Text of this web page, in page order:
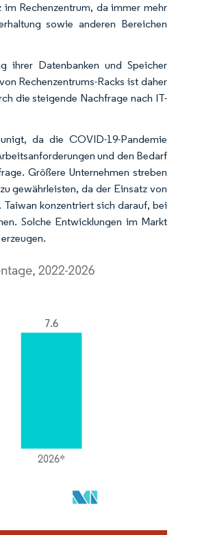
Rechenzentrum, da immer mehr
sowie anderen Bereichen
ihrer Datenbanken und Speicher
Rechenzentrums-Racks ist daher
die steigende Nachfrage nach IT-
da die COVID-19-Pandemie
und den Bedarf
Größere Unternehmen streben
gewährleisten, da der Einsatz von
konzentriert sich darauf, bei
Solche Entwicklungen im Markt